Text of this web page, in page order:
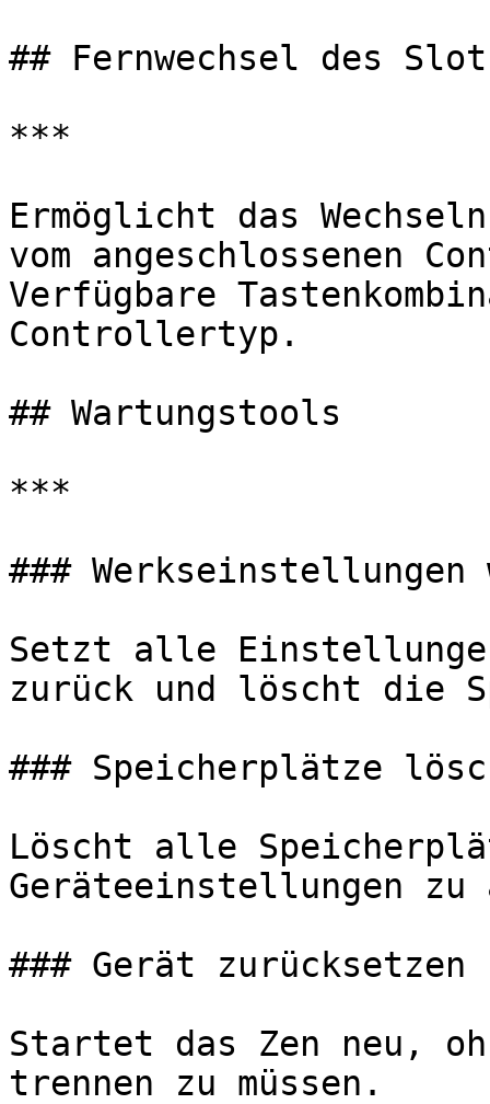
## Fernwechsel des
***
Ermöglicht das
vom angeschlossenen
Verfügbare
Controllertyp.
## Wartungstools
***
###
Setzt alle
zurück und löscht die
### Speicherplätze
Löscht alle
Geräteeinstellungen zu
### Gerät zurücksetzen
Startet das Zen neu,
trennen zu müssen.